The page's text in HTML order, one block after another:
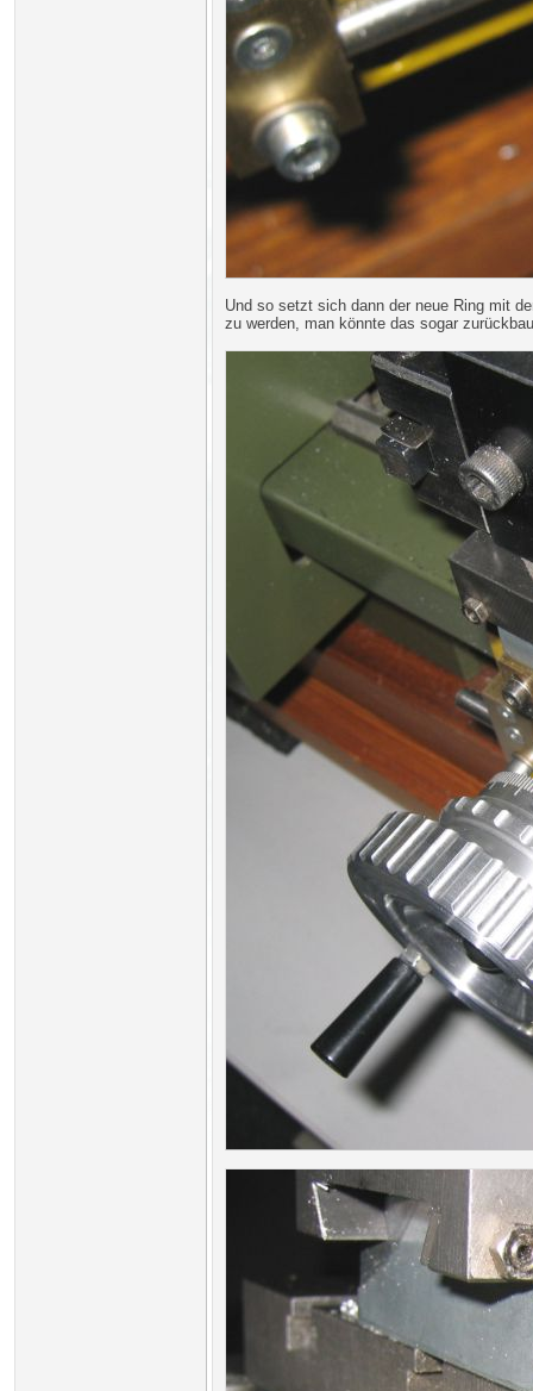
Und so setzt sich dann der neue Ring mit
zu werden, man könnte das sogar